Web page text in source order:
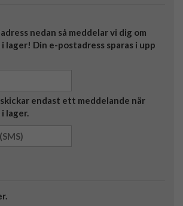
nedan så meddelar vi dig om
lager! Din e-postadress sparas i upp
skickar endast ett meddelande när
lager.